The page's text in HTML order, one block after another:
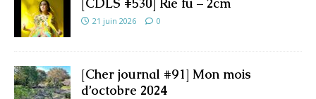
21 juin 2026 0
[Cher journal #91] Mon mois
d’octobre 2024